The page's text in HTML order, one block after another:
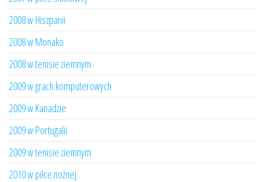
2008 w Hiszpanii
2008 w Monako
2008 w tenisie ziemnym
2009 w grach komputerowych
2009 w Kanadzie
2009 w Portugalii
2009 w tenisie ziemnym
2010 w piłce nożnej